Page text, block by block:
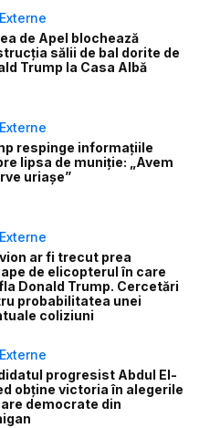
de Apel blochează
sălii de bal dorite de
Trump la Casa Albă
respinge informațiile
lipsa de muniție: „Avem
uriașe”
ar fi trecut prea
de elicopterul în care
Donald Trump. Cercetări
probabilitatea unei
coliziuni
progresist Abdul El-
obține victoria în alegerile
democrate din